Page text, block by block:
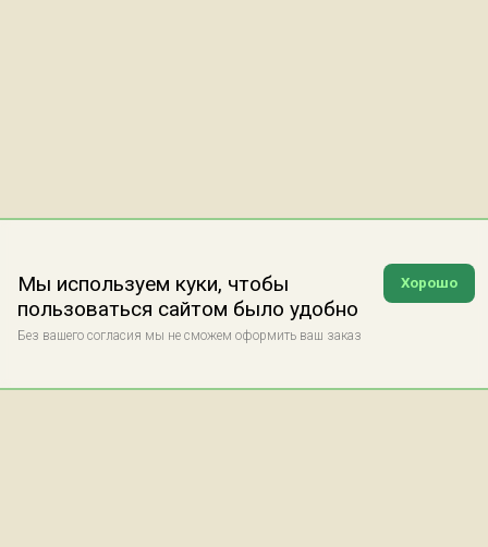
Хорошо
Мы используем куки, чтобы
пользоваться сайтом было удобно
Без вашего согласия мы не сможем оформить ваш заказ